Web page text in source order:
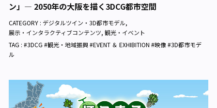
ン」— 2050年の大阪を描く3DCG都市空間
CATEGORY : デジタルツイン・3D都市モデル,
展示・インタラクティブコンテンツ, 観光・イベント
TAG : #3DCG #観光・地域振興 #EVENT ＆ EXHIBITION #映像 #3D都市モデ
ル